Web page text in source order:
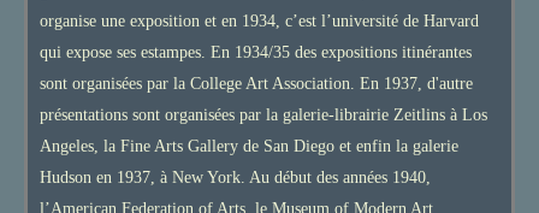
organise une exposition et en 1934, c’est l’université de Harvard
qui expose ses estampes. En 1934/35 des expositions itinérantes
sont organisées par la College Art Association. En 1937, d'autre
présentations sont organisées par la galerie-librairie Zeitlins à Los
Angeles, la Fine Arts Gallery de San Diego et enfin la galerie
Hudson en 1937, à New York. Au début des années 1940,
l’American Federation of Arts, le Museum of Modern Art